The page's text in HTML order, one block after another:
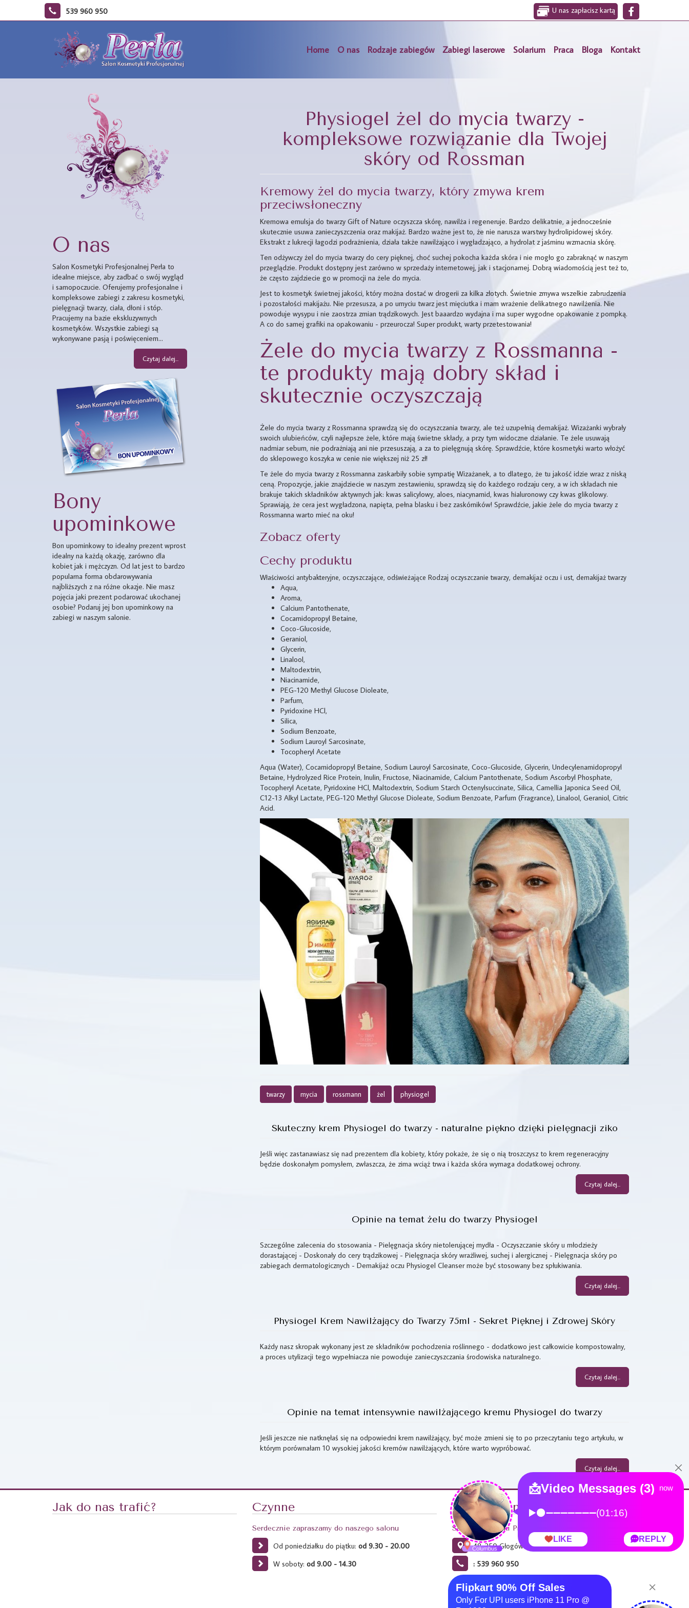
U nas zapłacisz kartą
539 960 950
Home O nas Rodzaje zabiegów Zabiegi laserowe Solarium Praca Bloga Kontakt
O nas
Salon Kosmetyki Profesjonalnej Perła to
idealne miejsce, aby zadbać o swój wygląd
i samopoczucie. Oferujemy profesjonalne i
kompleksowe zabiegi z zakresu kosmetyki,
pielęgnacji twarzy, ciała, dłoni i stóp.
Pracujemy na bazie ekskluzywnych
kosmetyków. Wszystkie zabiegi są
wykonywane pasją i poświęceniem...
Czytaj dalej...
Bony
upominkowe
Bon upominkowy to idealny prezent wprost
idealny na każdą okazję, zarówno dla
kobiet jak i mężczyzn. Od lat jest to bardzo
popularna forma obdarowywania
najbliższych z na różne okazje. Nie masz
pojęcia jaki prezent podarować ukochanej
osobie? Podaruj jej bon upominkowy na
zabiegi w naszym salonie.
Physiogel żel do mycia twarzy -
kompleksowe rozwiązanie dla Twojej
skóry od Rossman
Kremowy żel do mycia twarzy, który zmywa krem
przeciwsłoneczny
Kremowa emulsja do twarzy Gift of Nature oczyszcza skórę, nawilża i regeneruje. Bardzo delikatnie, a jednocześnie
skutecznie usuwa zanieczyszczenia oraz makijaż. Bardzo ważne jest to, że nie narusza warstwy hydrolipidowej skóry.
Ekstrakt z lukrecji łagodzi podrażnienia, działa także nawilżająco i wygładzająco, a hydrolat z jaśminu wzmacnia skórę.
Ten odżywczy żel do mycia twarzy do cery pięknej, choć suchej pokocha każda skóra i nie mogło go zabraknąć w naszym
przeglądzie. Produkt dostępny jest zarówno w sprzedaży internetowej, jak i stacjonarnej. Dobrą wiadomością jest też to,
że często zajdziecie go w promocji na żele do mycia.
Jest to kosmetyk świetnej jakości, który można dostać w drogerii za kilka złotych. Świetnie zmywa wszelkie zabrudzenia
i pozostałości makijażu. Nie przesusza, a po umyciu twarz jest mięciutka i mam wrażenie delikatnego nawilżenia. Nie
powoduje wysypu i nie zaostrza zmian trądzikowych. Jest baaardzo wydajna i ma super wygodne opakowanie z pompką.
A co do samej grafiki na opakowaniu - przeurocza! Super produkt, warty przetestowania!
Żele do mycia twarzy z Rossmanna -
te produkty mają dobry skład i
skutecznie oczyszczają
Żele do mycia twarzy z Rossmanna sprawdzą się do oczyszczania twarzy, ale też uzupełnią demakijaż. Wizażanki wybrały
swoich ulubieńców, czyli najlepsze żele, które mają świetne składy, a przy tym widoczne działanie. Te żele usuwają
nadmiar sebum, nie podrażniają ani nie przesuszają, a za to pielęgnują skórę. Sprawdźcie, które kosmetyki warto włożyć
do sklepowego koszyka w cenie nie większej niż 25 zł!
Te żele do mycia twarzy z Rossmanna zaskarbiły sobie sympatię Wizażanek, a to dlatego, że tu jakość idzie wraz z niską
ceną. Propozycje, jakie znajdziecie w naszym zestawieniu, sprawdzą się do każdego rodzaju cery, a w ich składach nie
brakuje takich składników aktywnych jak: kwas salicylowy, aloes, niacynamid, kwas hialuronowy czy kwas glikolowy.
Sprawiają, że cera jest wygładzona, napięta, pełna blasku i bez zaskórników! Sprawdźcie, jakie żele do mycia twarzy z
Rossmanna warto mieć na oku!
Zobacz oferty
Cechy produktu
Właściwości antybakteryjne, oczyszczające, odświeżające Rodzaj oczyszczanie twarzy, demakijaż oczu i ust, demakijaż twarzy
Aqua,
Aroma,
Calcium Pantothenate,
Cocamidopropyl Betaine,
Coco-Glucoside,
Geraniol,
Glycerin,
Linalool,
Maltodextrin,
Niacinamide,
PEG-120 Methyl Glucose Dioleate,
Parfum,
Pyridoxine HCl,
Silica,
Sodium Benzoate,
Sodium Lauroyl Sarcosinate,
Tocopheryl Acetate
Aqua (Water), Cocamidopropyl Betaine, Sodium Lauroyl Sarcosinate, Coco-Glucoside, Glycerin, Undecylenamidopropyl
Betaine, Hydrolyzed Rice Protein, Inulin, Fructose, Niacinamide, Calcium Pantothenate, Sodium Ascorbyl Phosphate,
Tocopheryl Acetate, Pyridoxine HCl, Maltodextrin, Sodium Starch Octenylsuccinate, Silica, Camellia Japonica Seed Oil,
C12-13 Alkyl Lactate, PEG-120 Methyl Glucose Dioleate, Sodium Benzoate, Parfum (Fragrance), Linalool, Geraniol, Citric
Acid.
twarzy mycia rossmann żel physiogel
Skuteczny krem Physiogel do twarzy - naturalne piękno dzięki pielęgnacji ziko
Jeśli więc zastanawiasz się nad prezentem dla kobiety, który pokaże, że się o nią troszczysz to krem regeneracyjny
będzie doskonałym pomysłem, zwłaszcza, że zima wciąż trwa i każda skóra wymaga dodatkowej ochrony.
Czytaj dalej...
Opinie na temat żelu do twarzy Physiogel
Szczególne zalecenia do stosowania - Pielęgnacja skóry nietolerującej mydła - Oczyszczanie skóry u młodzieży
dorastającej - Doskonały do cery trądzikowej - Pielęgnacja skóry wrażliwej, suchej i alergicznej - Pielęgnacja skóry po
zabiegach dermatologicznych - Demakijaż oczu Physiogel Cleanser może być stosowany bez spłukiwania.
Czytaj dalej...
Physiogel Krem Nawilżający do Twarzy 75ml - Sekret Pięknej i Zdrowej Skóry
Każdy nasz skropak wykonany jest ze składników pochodzenia roślinnego - dodatkowo jest całkowicie kompostowalny,
a proces utylizacji tego wypełniacza nie powoduje zanieczyszczania środowiska naturalnego.
Czytaj dalej...
Opinie na temat intensywnie nawilżającego kremu Physiogel do twarzy
Jeśli jeszcze nie natknęłaś się na odpowiedni krem nawilżający, być może zmieni się to po przeczytaniu tego artykułu, w
którym porównałam 10 wysokiej jakości kremów nawilżających, które warto wypróbować.
Czytaj dalej...
Jak do nas trafić? Czynne
Serdecznie zapraszamy do naszego salonu
Od poniedziałku do piątku: od 9.30 - 20.00
W soboty: od 9.00 - 14.30
Kontakt z nami
Salon Kosmetyki Profesjonalnej PERŁA
48-250 Głogówek, ul. Zamkowa 5
: 539 960 950